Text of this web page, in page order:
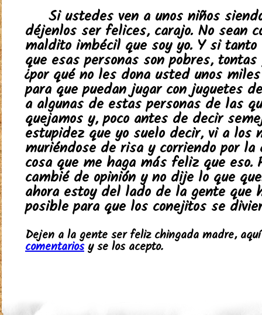
Si ustedes ven a unos niños
déjenlos ser felices, carajo. No sean
maldito imbécil que soy yo. Y si tanto
que esas personas son pobres,
¿por qué no les dona usted unos
para que puedan jugar con juguetes
a algunas de estas personas de las
quejamos y, poco antes de decir
estupidez que yo suelo decir, vi a los
muriéndose de risa y corriendo por la
cosa que me haga más feliz que eso.
cambié de opinión y no dije lo que
ahora estoy del lado de la gente que
posible para que los conejitos se
Dejen a la gente ser feliz chingada madre,
comentariosy se los acepto.